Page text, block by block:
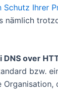
Schutz Ihrer
nämlich
DNS over
bzw.